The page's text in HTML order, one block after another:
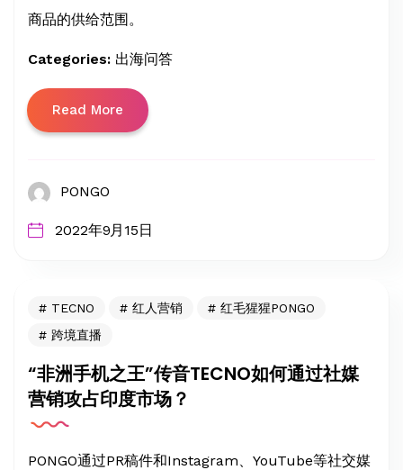
商品的供给范围。
Categories: 出海问答
Read More
PONGO
2022年9月15日
TECNO 红人营销
红毛猩猩PONGO
跨境直播
“非洲手机之王”传音TECNO如何通过社媒
营销攻占印度市场？
PONGO通过PR稿件和Instagram、YouTube等社交媒